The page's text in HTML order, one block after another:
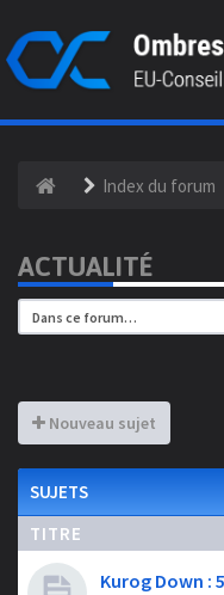
Index du forum
ACTUALITÉ
Nouveau sujet
SUJETS
TITRE
Kurog Down :